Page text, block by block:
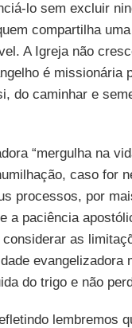
lo sem excluir
compartilha
A Igreja não
é missionária
do caminhar e
“mergulha na
caso for
processos, por
a paciência
as
do trigo e não
lembremos